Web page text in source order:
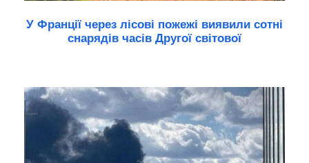
У Франції через лісові пожежі виявили сотні
снарядів часів Другої світової